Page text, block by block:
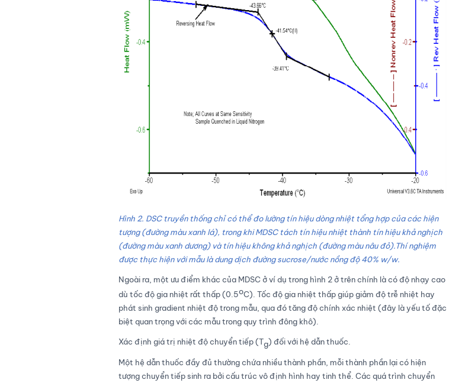
Hình 2. DSC truyền thống chỉ có thể đo lường tín hiệu dòng nhiệt tổng hợp của các hiện
tượng (đường màu xanh lá), trong khi MDSC tách tín hiệu nhiệt thành tín hiệu khả nghịch
(đường màu xanh dương) và tín hiệu không khả nghịch (đường màu nâu đỏ).Thí nghiệm
được thực hiện với mẫu là dung dịch đường sucrose/nước nồng độ 40% w/w.
Ngoài ra, một ưu điểm khác của MDSC ở ví dụ trong hình 2 ở trên chính là có độ nhạy cao
dù tốc độ gia nhiệt rất thấp (0.5oC). Tốc độ gia nhiệt thấp giúp giảm độ trễ nhiệt hay
phát sinh gradient nhiệt độ trong mẫu, qua đó tăng độ chính xác nhiệt (đây là yếu tố đặc
biệt quan trọng với các mẫu trong quy trình đông khô).
Xác định giá trị nhiệt độ chuyển tiếp (Tg) đối với hệ dẫn thuốc.
Một hệ dẫn thuốc đầy đủ thường chứa nhiều thành phần, mỗi thành phần lại có hiện
tượng chuyển tiếp sinh ra bởi cấu trúc vô định hình hay tinh thể. Các quá trình chuyển